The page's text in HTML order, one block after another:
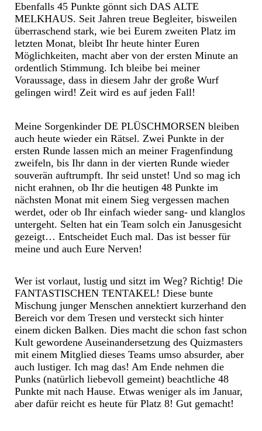
Ebenfalls 45 Punkte gönnt sich DAS ALTE
MELKHAUS. Seit Jahren treue Begleiter, bisweilen
überraschend stark, wie bei Eurem zweiten Platz im
letzten Monat, bleibt Ihr heute hinter Euren
Möglichkeiten, macht aber von der ersten Minute an
ordentlich Stimmung. Ich bleibe bei meiner
Voraussage, dass in diesem Jahr der große Wurf
gelingen wird! Zeit wird es auf jeden Fall!
Meine Sorgenkinder DE PLÜSCHMORSEN bleiben
auch heute wieder ein Rätsel. Zwei Punkte in der
ersten Runde lassen mich an meiner Fragenfindung
zweifeln, bis Ihr dann in der vierten Runde wieder
souverän auftrumpft. Ihr seid unstet! Und so mag ich
nicht erahnen, ob Ihr die heutigen 48 Punkte im
nächsten Monat mit einem Sieg vergessen machen
werdet, oder ob Ihr einfach wieder sang- und klanglos
untergeht. Selten hat ein Team solch ein Janusgesicht
gezeigt… Entscheidet Euch mal. Das ist besser für
meine und auch Eure Nerven!
Wer ist vorlaut, lustig und sitzt im Weg? Richtig! Die
FANTASTISCHEN TENTAKEL! Diese bunte
Mischung junger Menschen annektiert kurzerhand den
Bereich vor dem Tresen und versteckt sich hinter
einem dicken Balken. Dies macht die schon fast schon
Kult gewordene Auseinandersetzung des Quizmasters
mit einem Mitglied dieses Teams umso absurder, aber
auch lustiger. Ich mag das! Am Ende nehmen die
Punks (natürlich liebevoll gemeint) beachtliche 48
Punkte mit nach Hause. Etwas weniger als im Januar,
aber dafür reicht es heute für Platz 8! Gut gemacht!